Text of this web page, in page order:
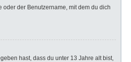
der Benutzername, mit dem du dich
hast, dass du unter 13 Jahre alt bist,